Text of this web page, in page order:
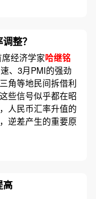
整？
经济学家哈继铭
、3月PMI的强劲
角等地民间拆借利
些信号似乎都在昭
人民币汇率升值的
逆差产生的重要原
高